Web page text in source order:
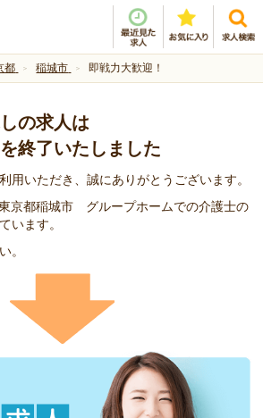
都 稲城市 即戦力大歓迎！
の求人は
終了いたしました
用いただき、誠にありがとうございます。
東京都稲城市 グループホームでの介護士の
います。
。